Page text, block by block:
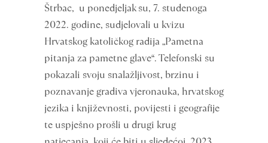
Štrbac, u ponedjeljak su, 7. studenoga
2022. godine, sudjelovali u kvizu
Hrvatskog katoličkog radija „Pametna
pitanja za pametne glave“. Telefonski su
pokazali svoju snalažljivost, brzinu i
poznavanje gradiva vjeronauka, hrvatskog
jezika i književnosti, povijesti i geografije
te uspješno prošli u drugi krug